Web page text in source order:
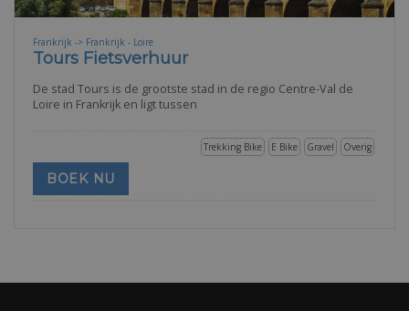
Frankrijk -> Frankrijk - Loire
Tours Fietsverhuur
De stad Tours is de grootste stad in de regio Centre-Val de
Loire in Frankrijk en ligt tussen
Overig
Gravel
E Bike
Trekking Bike
BOEK NU